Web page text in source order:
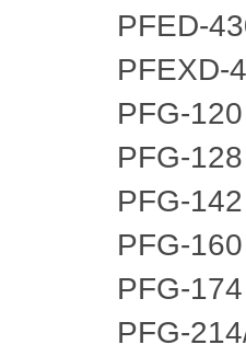
PFED-
PFEXD-
PFG-120
PFG-128
PFG-142
PFG-160
PFG-174
PFG-